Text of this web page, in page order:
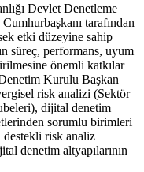
Devlet Denetleme
tarafından
etki düzeyine sahip
süreç, performans, uyum
önemli katkılar
Kurulu Başkan
risk analizi (Sektör
dijital denetim
sorumlu birimleri
destekli risk analiz
denetim altyapılarının